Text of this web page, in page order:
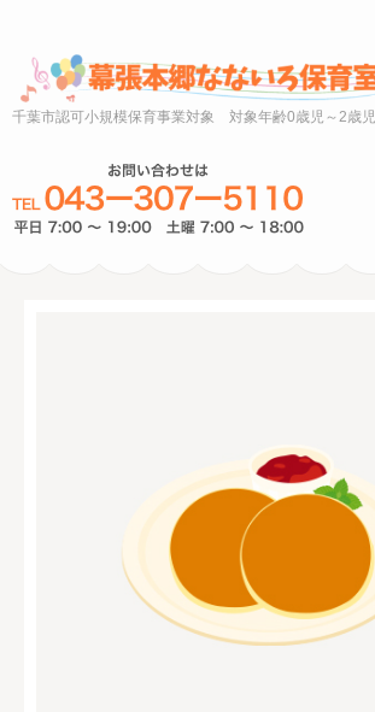
千葉市認可小規模保育事業対象 対象年齢0歳児～2歳児